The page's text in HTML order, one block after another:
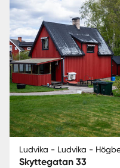
Ludvika - Ludvika -
Skyttegatan 33